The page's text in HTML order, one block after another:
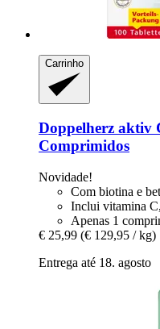
Carrinho
Doppelherz aktiv
Comprimidos
Novidade!
Com biotina e
Inclui vitamina
Apenas 1
€ 25,99 (€ 129,95 / kg)
Entrega até 18. agosto